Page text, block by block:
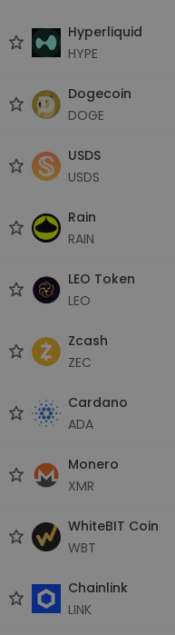
Hyperliquid
HYPE
Dogecoin
DOGE
USDS
USDS
Rain
RAIN
LEO Token
LEO
Zcash
ZEC
Cardano
ADA
Monero
XMR
WhiteBIT Coin
WBT
Chainlink
LINK